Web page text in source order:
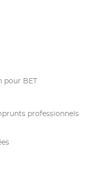
BET
professionnels